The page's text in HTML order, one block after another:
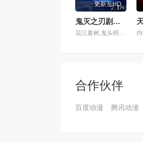
更新至HD
鬼灭之刃剧场版无限城篇第一章猗窝座再来
花江夏树,鬼头明里,下野纮,松冈祯丞,上田丽奈,冈本信彦,樱井孝宏,小西克幸,河西健吾,早见沙织,花泽香菜,铃村健一,关智一,杉田智和,石田彰
合作伙伴
百度动漫 腾讯动漫